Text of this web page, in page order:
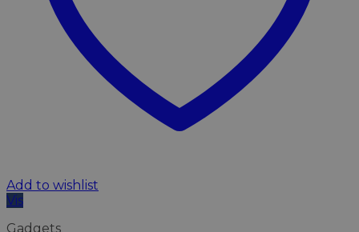
Add to wishlist
Vis
Gadgets